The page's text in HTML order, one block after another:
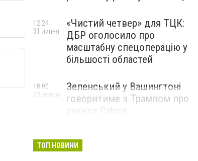
«Чистий четвер» для ТЦК:
ДБР оголосило про
масштабну спецоперацію у
більшості областей
12:24
31 липня
Зеленський у Вашингтоні
говоритиме з Трампом про
ракети Patriot
18:00
29 липня
ТОП НОВИНИ